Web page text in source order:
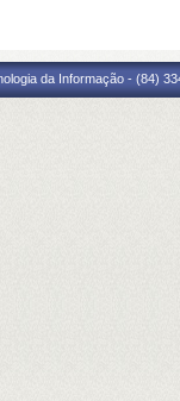
da Informação - (84)